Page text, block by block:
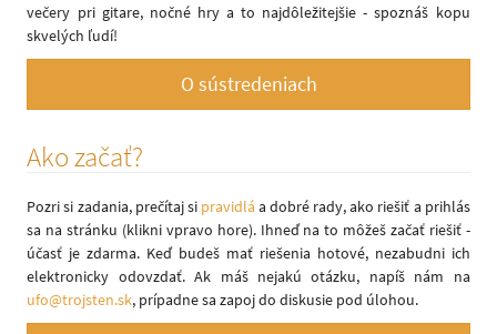
večery pri gitare, nočné hry a to najdôležitejšie - spoznáš kopu
skvelých ľudí!
O sústredeniach
Ako začať?
Pozri si zadania, prečítaj si pravidlá a dobré rady, ako riešiť a prihlás
sa na stránku (klikni vpravo hore). Ihneď na to môžeš začať riešiť -
účasť je zdarma. Keď budeš mať riešenia hotové, nezabudni ich
elektronicky odovzdať. Ak máš nejakú otázku, napíš nám na
ufo@trojsten.sk, prípadne sa zapoj do diskusie pod úlohou.